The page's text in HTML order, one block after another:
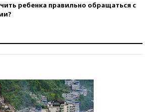
ребенка правильно обращаться с